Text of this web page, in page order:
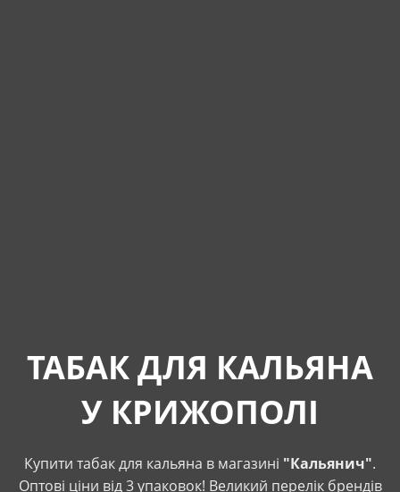
ТАБАК ДЛЯ КАЛЬЯНА
У КРИЖОПОЛІ
Купити табак для кальяна в магазині "Кальянич".
Оптові ціни від 3 упаковок! Великий перелік брендів